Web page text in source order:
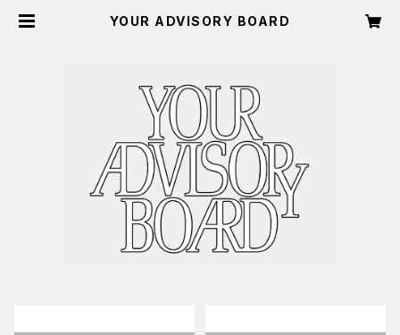
YOUR ADVISORY BOARD